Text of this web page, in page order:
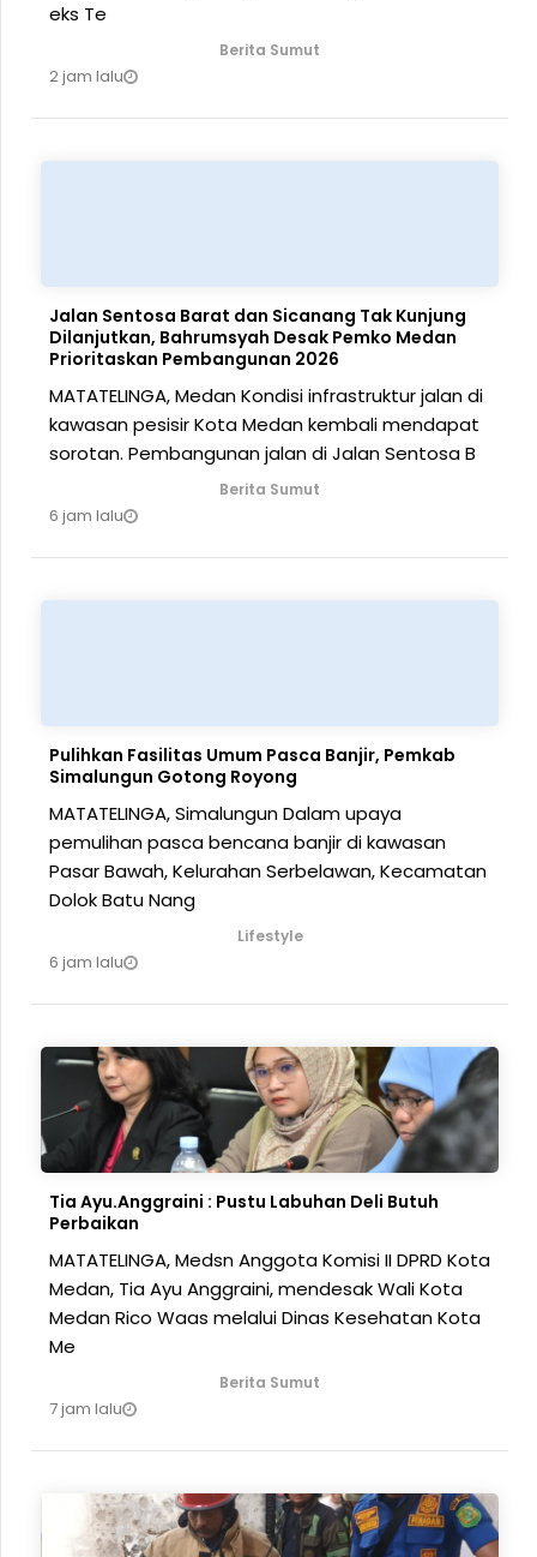
eks Te
Berita Sumut
2 jam lalu
Jalan Sentosa Barat dan Sicanang Tak Kunjung
Dilanjutkan, Bahrumsyah Desak Pemko Medan
Prioritaskan Pembangunan 2026
MATATELINGA, Medan Kondisi infrastruktur jalan di
kawasan pesisir Kota Medan kembali mendapat
sorotan. Pembangunan jalan di Jalan Sentosa B
Berita Sumut
6 jam lalu
Pulihkan Fasilitas Umum Pasca Banjir, Pemkab
Simalungun Gotong Royong
MATATELINGA, Simalungun Dalam upaya
pemulihan pasca bencana banjir di kawasan
Pasar Bawah, Kelurahan Serbelawan, Kecamatan
Dolok Batu Nang
Lifestyle
6 jam lalu
Tia Ayu.Anggraini : Pustu Labuhan Deli Butuh
Perbaikan
MATATELINGA, Medsn Anggota Komisi II DPRD Kota
Medan, Tia Ayu Anggraini, mendesak Wali Kota
Medan Rico Waas melalui Dinas Kesehatan Kota
Me
Berita Sumut
7 jam lalu